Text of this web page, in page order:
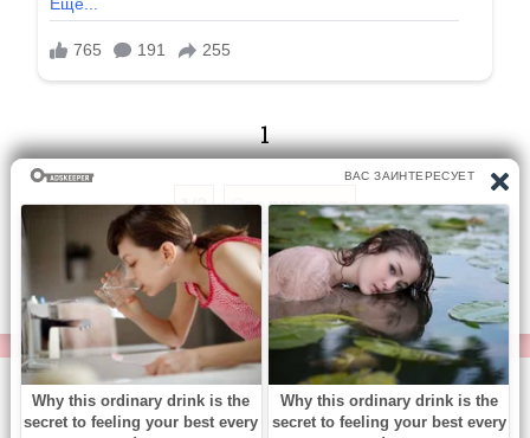
1
1/2 Следующая
Перейти на страницу:
© https://vse-knigi.org